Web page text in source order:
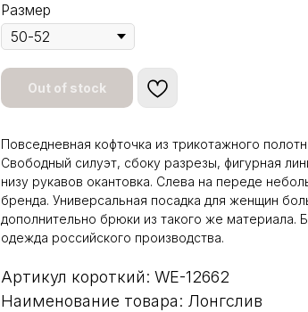
Размер
Out of stock
Повседневная кофточка из трикотажного
Свободный силуэт, сбоку разрезы, фигурная
низу рукавов окантовка. Слева на переде
бренда. Универсальная посадка для женщин
дополнительно брюки из такого же материала.
одежда российского производства.
Артикул короткий: WE-12662
Наименование товара: Лонгслив